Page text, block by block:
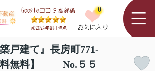
0
戸建て』長房町771-
料無料】 No.５５